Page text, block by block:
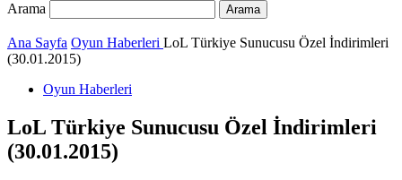
Arama
Ana Sayfa Oyun Haberleri LoL Türkiye Sunucusu Özel İndirimleri
(30.01.2015)
Oyun Haberleri
LoL Türkiye Sunucusu Özel İndirimleri
(30.01.2015)